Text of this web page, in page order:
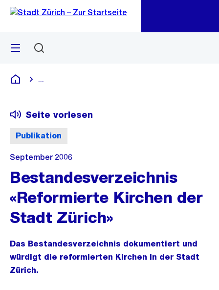
Navigation
Sprunglink
Menü
Deutsch
Publikation
Seite vorlesen
September 2006
Bestandesverzeichnis
«Reformierte Kirchen der
Stadt Zürich»
Das Bestandesverzeichnis dokumentiert und
würdigt die reformierten Kirchen in der Stadt
Zürich.